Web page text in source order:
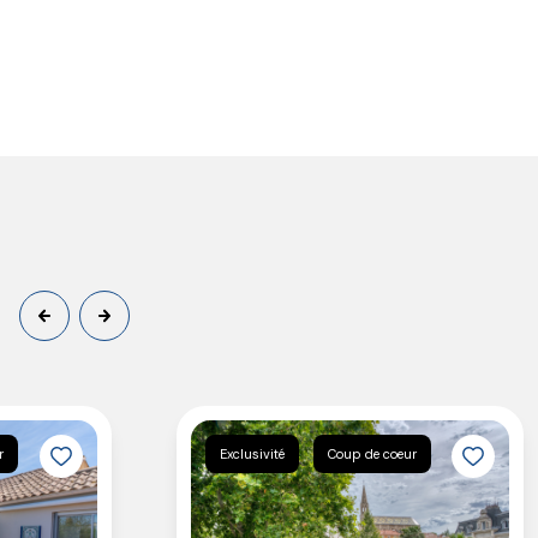
Exclusivité Coup de coeur